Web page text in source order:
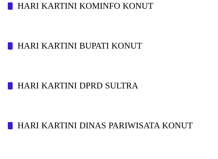
HARI KARTINI KOMINFO KONUT
HARI KARTINI BUPATI KONUT
HARI KARTINI DPRD SULTRA
HARI KARTINI DINAS PARIWISATA KONUT